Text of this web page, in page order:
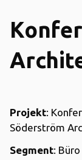
Projekt:
Söderström
Segment: Büro